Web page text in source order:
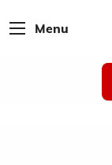
Menu